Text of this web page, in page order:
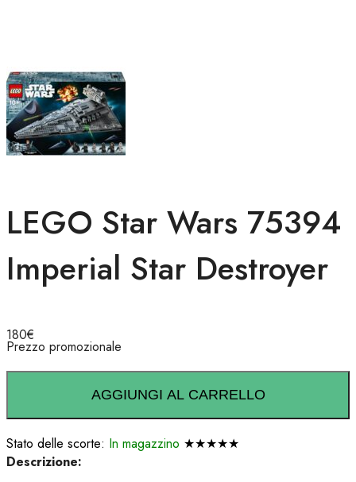
LEGO Star Wars 75394
Imperial Star Destroyer
180€
Prezzo promozionale
AGGIUNGI AL CARRELLO
Stato delle scorte: In magazzino ★★★★★
Descrizione: